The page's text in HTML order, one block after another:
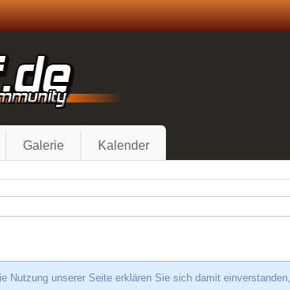
Galerie Kalender
Nutzung unserer Seite erklären Sie sich damit